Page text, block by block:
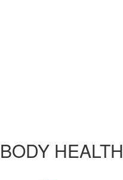
BODY HEALTH